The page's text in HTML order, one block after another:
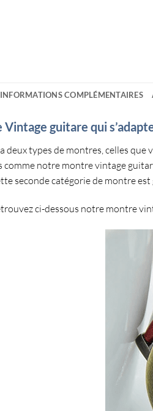
INFORMATIONS COMPLÉMENTAIRES
guitare qui
deux types de montres, celles
comme notre montre vintage
seconde catégorie de montre
ci-dessous notre montre